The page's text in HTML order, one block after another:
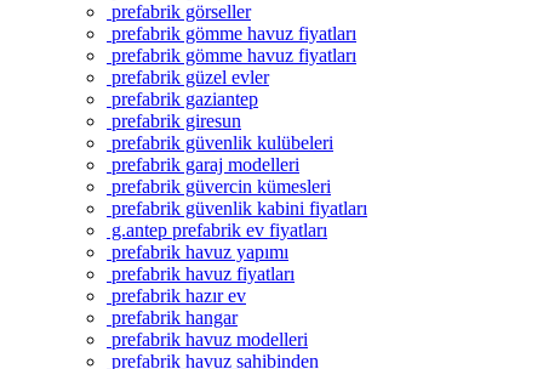
prefabrik görseller
prefabrik gömme havuz fiyatları
prefabrik gömme havuz fiyatları
prefabrik güzel evler
prefabrik gaziantep
prefabrik giresun
prefabrik güvenlik kulübeleri
prefabrik garaj modelleri
prefabrik güvercin kümesleri
prefabrik güvenlik kabini fiyatları
g.antep prefabrik ev fiyatları
prefabrik havuz yapımı
prefabrik havuz fiyatları
prefabrik hazır ev
prefabrik hangar
prefabrik havuz modelleri
prefabrik havuz sahibinden